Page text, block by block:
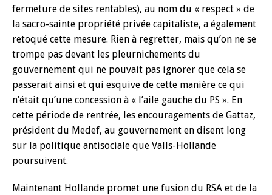
fermeture de sites rentables), au nom du « respect » de
la sacro-sainte propriété privée capitaliste, a également
retoqué cette mesure. Rien à regretter, mais qu’on ne se
trompe pas devant les pleurnichements du
gouvernement qui ne pouvait pas ignorer que cela se
passerait ainsi et qui esquive de cette manière ce qui
n’était qu’une concession à « l’aile gauche du PS ». En
cette période de rentrée, les encouragements de Gattaz,
président du Medef, au gouvernement en disent long
sur la politique antisociale que Valls-Hollande
poursuivent.
Maintenant Hollande promet une fusion du RSA et de la